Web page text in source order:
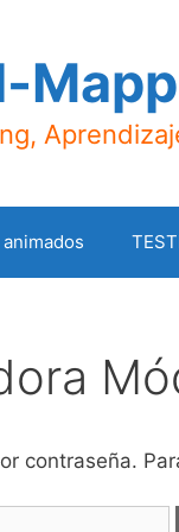
contraseña.